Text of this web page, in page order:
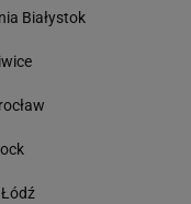
Białystok